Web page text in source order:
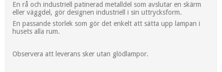
En rå och industriell patinerad metalldel som avslutar en skärm
eller väggdel, gör designen industriell i sin uttrycksform.
En passande storlek som gör det enkelt att sätta upp lampan i
husets alla rum.
Observera att leverans sker utan glödlampor.